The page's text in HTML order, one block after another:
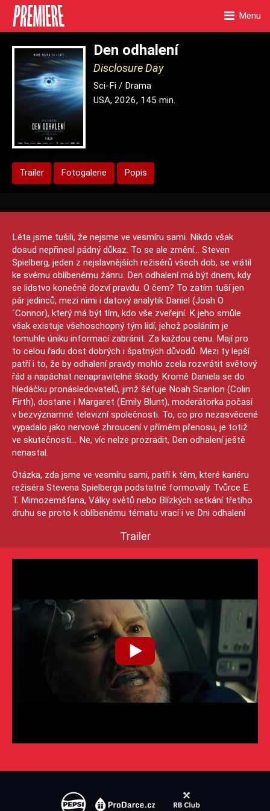
Menu
Den odhalení
Disclosure Day
Sci-Fi / Drama
USA, 2026, 145 min.
Trailer Fotogalerie Popis
Léta jsme tušili, že nejsme ve vesmíru sami. Nikdo však
dosud nepřinesl pádný důkaz. To se ale změní… Steven
Spielberg, jeden z nejslavnějších režisérů všech dob, se vrátil
ke svému oblíbenému žánru. Den odhalení má být dnem, kdy
se lidstvo konečně dozví pravdu. O čem? To zatím tuší jen
pár jedinců, mezi nimi i datový analytik Daniel (Josh O
´Connor), který má být tím, kdo vše zveřejní. K jeho smůle
však existuje všehoschopný tým lidí, jehož posláním je
tomuhle úniku informací zabránit. Za každou cenu. Mají pro
to celou řadu dost dobrých i špatných důvodů. Mezi ty lepší
patří i to, že by odhalení pravdy mohlo zcela rozvrátit světový
řád a napáchat nenapravitelné škody. Kromě Daniela se do
hledáčku pronásledovatelů, jimž šéfuje Noah Scanlon (Colin
Firth), dostane i Margaret (Emily Blunt), moderátorka počasí
v bezvýznamné televizní společnosti. To, co pro nezasvěcené
vypadalo jako nervové zhroucení v přímém přenosu, je totiž
ve skutečnosti… Ne, víc nelze prozradit, Den odhalení ještě
nenastal.
Otázka, zda jsme ve vesmíru sami, patří k těm, které kariéru
režiséra Stevena Spielberga podstatně formovaly. Tvůrce E.
T. Mimozemšťana, Války světů nebo Blízkých setkání třetího
druhu se proto k oblíbenému tématu vrací i ve Dni odhalení
Trailer